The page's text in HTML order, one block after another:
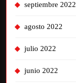
septiembre 2022
agosto 2022
julio 2022
junio 2022